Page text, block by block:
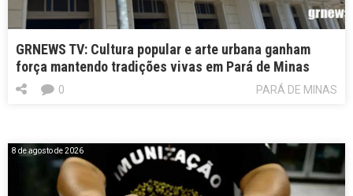
GRNEWS TV: Cultura popular e arte urbana ganham
força mantendo tradições vivas em Pará de Minas
PARÁ DE MINAS
0
8 de agosto de 2026